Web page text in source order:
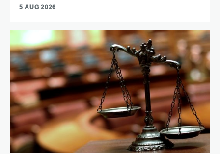
5 AUG 2026